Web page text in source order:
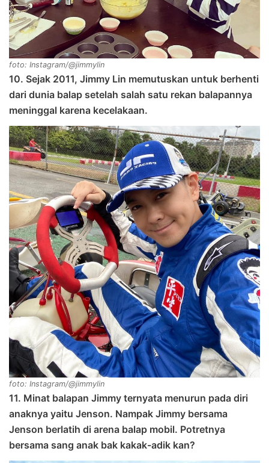
foto: Instagram/@jimmylin
10. Sejak 2011, Jimmy Lin memutuskan untuk berhenti
dari dunia balap setelah salah satu rekan balapannya
meninggal karena kecelakaan.
foto: Instagram/@jimmylin
11. Minat balapan Jimmy ternyata menurun pada diri
anaknya yaitu Jenson. Nampak Jimmy bersama
Jenson berlatih di arena balap mobil. Potretnya
bersama sang anak bak kakak-adik kan?